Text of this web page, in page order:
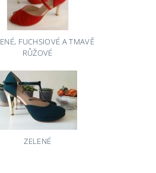
FUCHSIOVÉ A TMAVĚ
RŮŽOVÉ
ZELENÉ